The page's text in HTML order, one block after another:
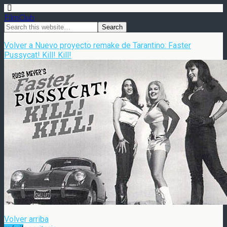
FilmClub
Volver a Nuevo proyecto remake de Tarantino: Faster
Pussycat! Kill! Kill!
Volver arriba